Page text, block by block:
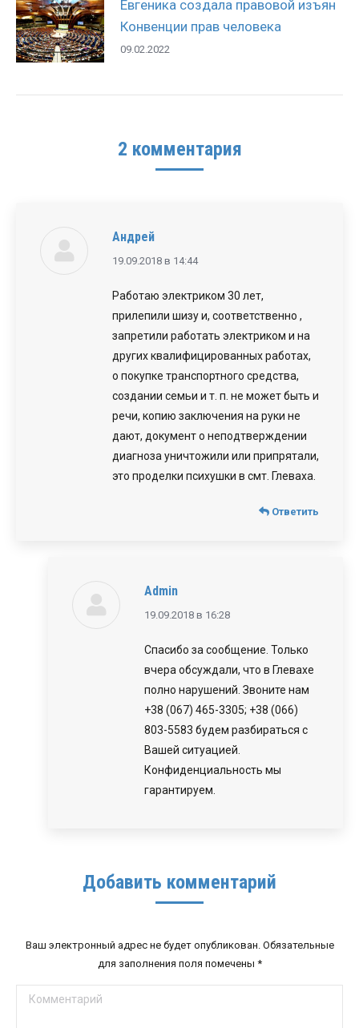
Евгеника создала правовой изъян
Конвенции прав человека
09.02.2022
2 комментария
Андрей
говорит:
19.09.2018 в 14:44
Работаю электриком 30 лет,
прилепили шизу и, соответственно ,
запретили работать электриком и на
других квалифицированных работах,
о покупке транспортного средства,
создании семьи и т. п. не может быть и
речи, копию заключения на руки не
дают, документ о неподтверждении
диагноза уничтожили или припрятали,
это проделки психушки в смт. Глеваха.
Ответить
Admin
говорит:
19.09.2018 в 16:28
Спасибо за сообщение. Только
вчера обсуждали, что в Глевахе
полно нарушений. Звоните нам
+38 (067) 465-3305; +38 (066)
803-5583 будем разбираться с
Вашей ситуацией.
Конфиденциальность мы
гарантируем.
Добавить комментарий
Ваш электронный адрес не будет опубликован. Обязательные
для заполнения поля помечены *
Комментарий